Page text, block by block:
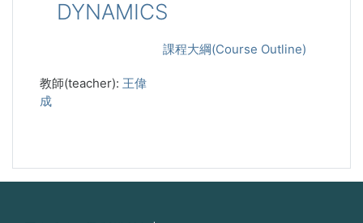
DYNAMICS
課程大綱(Course Outline)
教師(teacher): 王偉
成